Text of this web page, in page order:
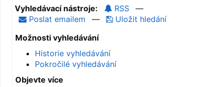
Vyhledávací nástroje: RSS
—
Poslat emailem
—
Uložit hledání
Možnosti vyhledávání
Historie vyhledávání
Pokročilé vyhledávání
Objevte více